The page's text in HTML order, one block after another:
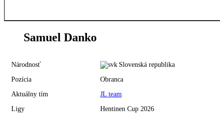
Samuel Danko
Národnosť Slovenská republika
Pozícia
Obranca
Aktuálny tím
JL team
Ligy
Hentinen Cup 2026